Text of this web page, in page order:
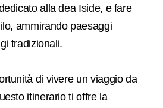
alla dea Iside, e fare
ammirando paesaggi
tradizionali.
di vivere un viaggio da
itinerario ti offre la